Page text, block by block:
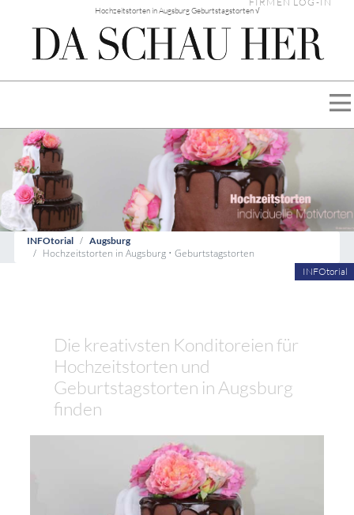
Hochzeitstorten in Augsburg Geburtstagstorten √
INFOtorial Augsburg
Hochzeitstorten in Augsburg • Geburtstagstorten
INFOtorial
Die kreativsten Konditoreien für
Hochzeitstorten und
Geburtstagstorten in Augsburg
finden